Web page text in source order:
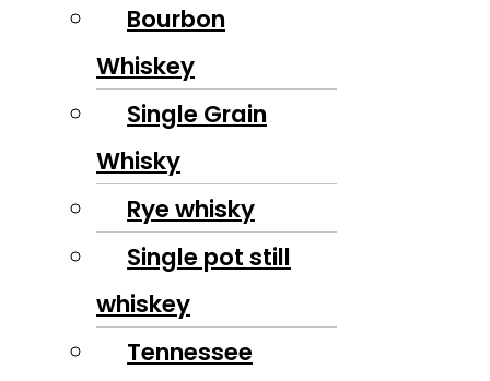
Bourbon
Whiskey
Single Grain
Whisky
Rye whisky
Single pot still
whiskey
Tennessee